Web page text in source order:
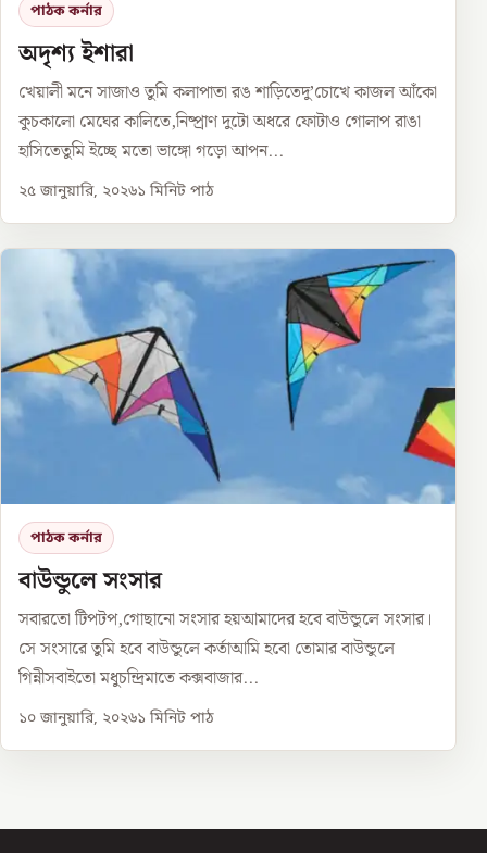
পাঠক কর্নার
অদৃশ্য ইশারা
খেয়ালী মনে সাজাও তুমি কলাপাতা রঙ শাড়িতেদু’চোখে কাজল আঁকো
কুচকালো মেঘের কালিতে,নিষ্প্রাণ দুটো অধরে ফোটাও গোলাপ রাঙা
হাসিতেতুমি ইচ্ছে মতো ভাঙ্গো গড়ো আপন...
২৫ জানুয়ারি, ২০২৬১ মিনিট পাঠ
পাঠক কর্নার
বাউন্ডুলে সংসার
সবারতো টিপটপ,গোছানো সংসার হয়আমাদের হবে বাউন্ডুলে সংসার।
সে সংসারে তুমি হবে বাউন্ডুলে কর্তাআমি হবো তোমার বাউন্ডুলে
গিন্নীসবাইতো মধুচন্দ্রিমাতে কক্সবাজার...
১০ জানুয়ারি, ২০২৬১ মিনিট পাঠ